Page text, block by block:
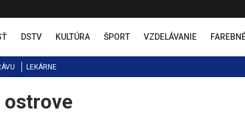
DSTV KULTÚRA ŠPORT VZDELÁVANIE
LEKÁRNE
ostrove